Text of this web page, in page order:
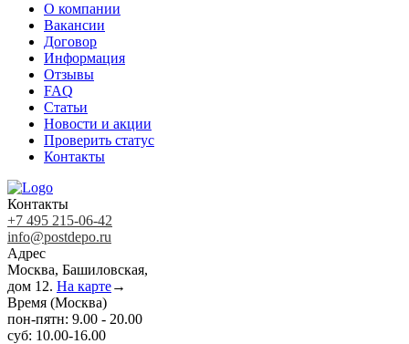
О компании
Вакансии
Договор
Информация
Отзывы
FAQ
Статьи
Новости и акции
Проверить статус
Контакты
Контакты
+7 495 215-06-42
info@postdepo.ru
Адрес
Москва, Башиловская,
дом 12. На карте→
Время (Москва)
пон-пятн: 9.00 - 20.00
суб: 10.00-16.00